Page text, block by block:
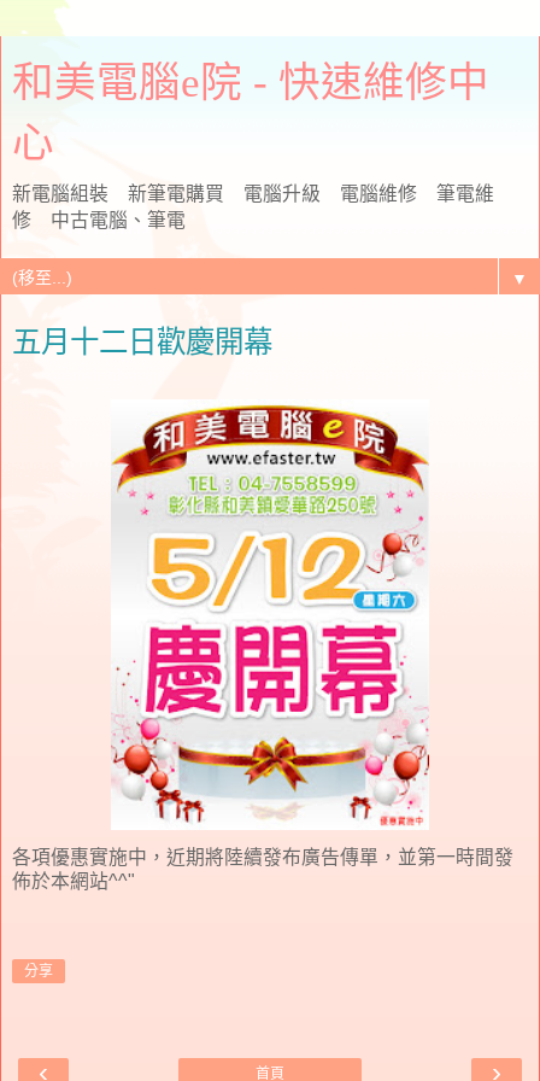
和美電腦e院 - 快速維修中
心
新電腦組裝 新筆電購買 電腦升級 電腦維修 筆電維
修 中古電腦、筆電
▼
五月十二日歡慶開幕
各項優惠實施中，近期將陸續發布廣告傳單，並第一時間發
佈於本網站^^"
分享
‹ ›
首頁